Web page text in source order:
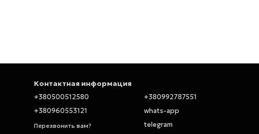
Контактная информация
+380500512580
+380960553121
Перезвонить вам?
+380992787551
whats-app
telegram